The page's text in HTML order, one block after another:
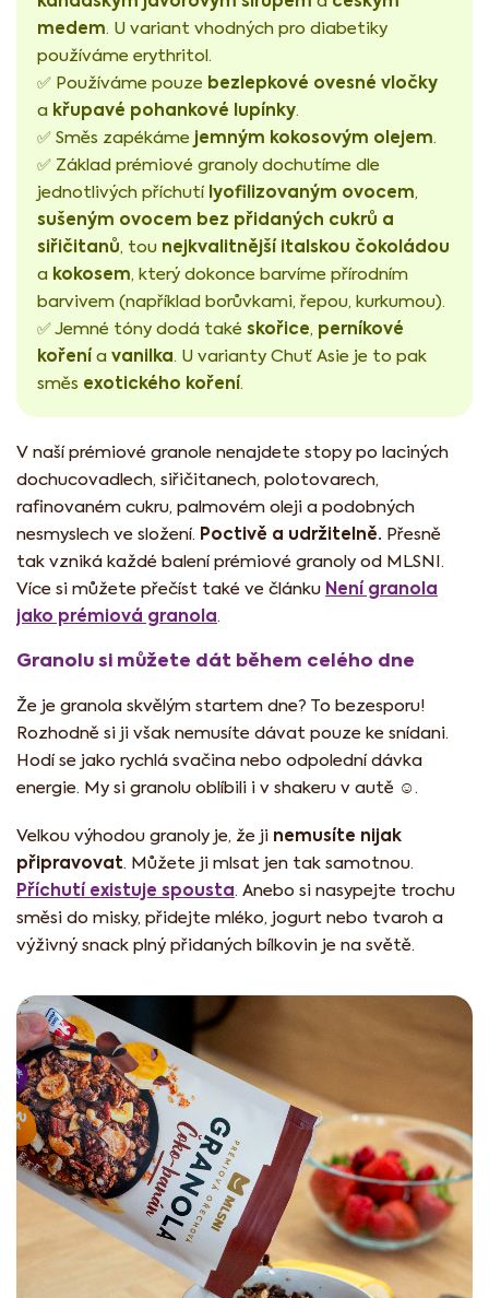
medem. U variant vhodných pro diabetiky
používáme erythritol.
✅ Používáme pouze bezlepkové ovesné vločky
a křupavé pohankové lupínky.
✅ Směs zapékáme jemným kokosovým olejem.
✅ Základ prémiové granoly dochutíme dle
jednotlivých příchutí lyofilizovaným ovocem,
sušeným ovocem bez přidaných cukrů a
siřičitanů, tou nejkvalitnější italskou čokoládou
a kokosem, který dokonce barvíme přírodním
barvivem (například borůvkami, řepou, kurkumou).
✅ Jemné tóny dodá také skořice, perníkové
kořenía vanilka. U varianty Chuť Asie je to pak
směs exotického koření.
V naší prémiové granole nenajdete stopy po laciných
dochucovadlech, siřičitanech, polotovarech,
rafinovaném cukru, palmovém oleji a podobných
nesmyslech ve složení. Poctivě a udržitelně. Přesně
tak vzniká každé balení prémiové granoly od MLSNI.
Více si můžete přečíst také ve článku Není granola
jako prémiová granola.
Granolu si můžete dát během celého dne
Že je granola skvělým startem dne? To bezesporu!
Rozhodně si ji však nemusíte dávat pouze ke snídani.
Hodí se jako rychlá svačina nebo odpolední dávka
energie. My si granolu oblíbili i v shakeru v autě ☺️.
Velkou výhodou granoly je, že ji nemusíte nijak
připravovat. Můžete ji mlsat jen tak samotnou.
Příchutí existuje spousta. Anebo si nasypejte trochu
směsi do misky, přidejte mléko, jogurt nebo tvaroh a
výživný snack plný přidaných bílkovin je na světě.